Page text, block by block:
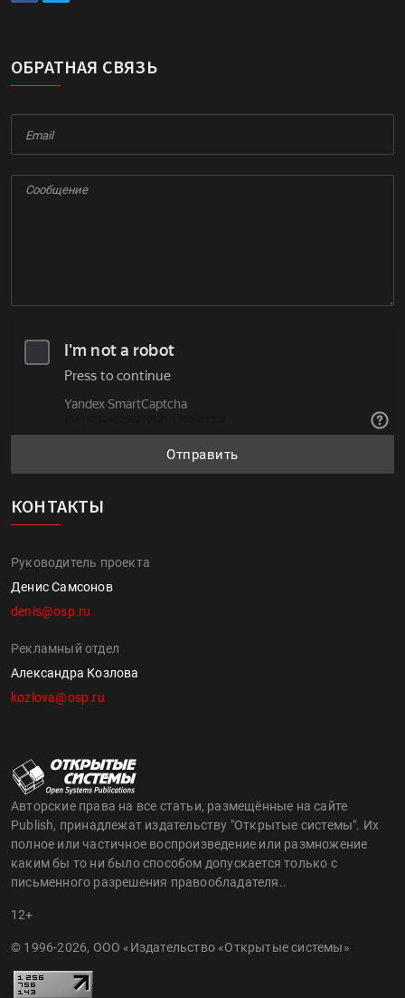
ОБРАТНАЯ СВЯЗЬ
Отправить
КОНТАКТЫ
Руководитель проекта
Денис Самсонов
denis@osp.ru
Рекламный отдел
Александра Козлова
kozlova@osp.ru
Авторские права на все статьи, размещённые на сайте
Publish, принадлежат издательству "Открытые системы". Их
полное или частичное воспроизведение или размножение
каким бы то ни было способом допускается только с
письменного разрешения правообладателя..
12+
© 1996-2026, ООО «Издательство «Открытые системы»